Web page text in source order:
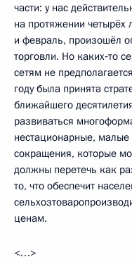
части: у нас
на протяжении четырёх
и февраль, произошёл
торговли. Но каких‑то
сетям не
году была принята
ближайшего
развиваться
нестационарные,
сокращения, которые
должны перетечь как
то, что обеспечит
ценам.
<…>